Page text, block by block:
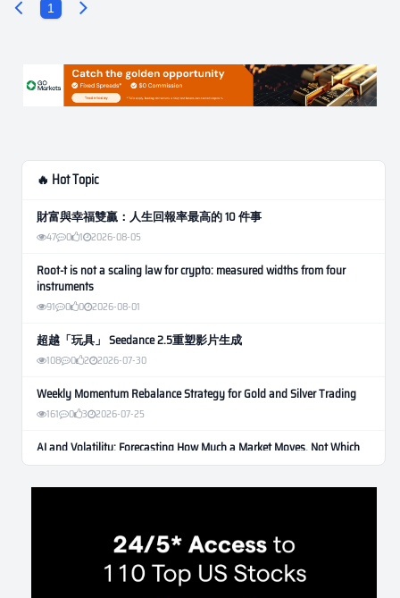
1
🔥 Hot Topic
財富與幸福雙贏：人生回報率最高的 10 件事
47 0 1 2026-08-05
Root-t is not a scaling law for crypto: measured widths from four
instruments
91 0 0 2026-08-01
超越「玩具」 Seedance 2.5重塑影片生成
108 0 2 2026-07-30
Weekly Momentum Rebalance Strategy for Gold and Silver Trading
161 0 3 2026-07-25
AI and Volatility: Forecasting How Much a Market Moves, Not Which
Way
134 0 0 2026-07-24
본 레버리지와 인성의 게임
2026-07-21
Inside Trumps Trading Playbook: The Art of Market Manipulation